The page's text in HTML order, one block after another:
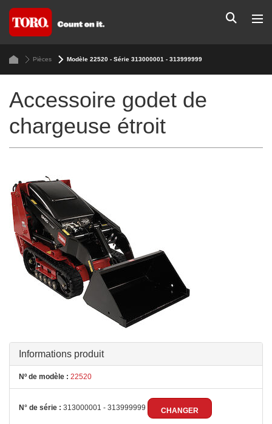
Pièces Modèle 22520 - Série 313000001 - 313999999
Accessoire godet de
chargeuse étroit
Informations produit
Nº de modèle : 22520
N° de série : 313000001 - 313999999 CHANGER